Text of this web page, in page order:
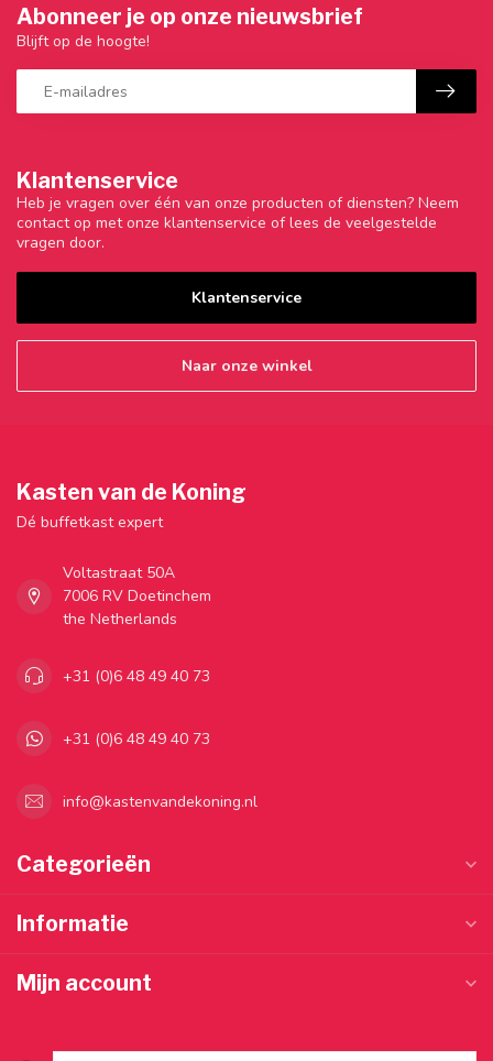
Klantenservice
Heb je vragen over één van onze producten of diensten? Neem
contact op met onze klantenservice of lees de veelgestelde
vragen door.
Klantenservice
Naar onze winkel
Abonneer je op onze nieuwsbrief
Blijft op de hoogte!
Kasten van de Koning
Dé buffetkast expert
Voltastraat 50A
7006 RV Doetinchem
the Netherlands
+31 (0)6 48 49 40 73
+31 (0)6 48 49 40 73
info@kastenvandekoning.nl
Categorieën
Informatie
Mijn account